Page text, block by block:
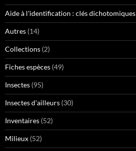
Aide à l'identification : clés dichotomiques
Autres (14)
Collections (2)
Fiches espèces (49)
Insectes (95)
Insectes d'ailleurs (30)
Inventaires (52)
Milieux (52)